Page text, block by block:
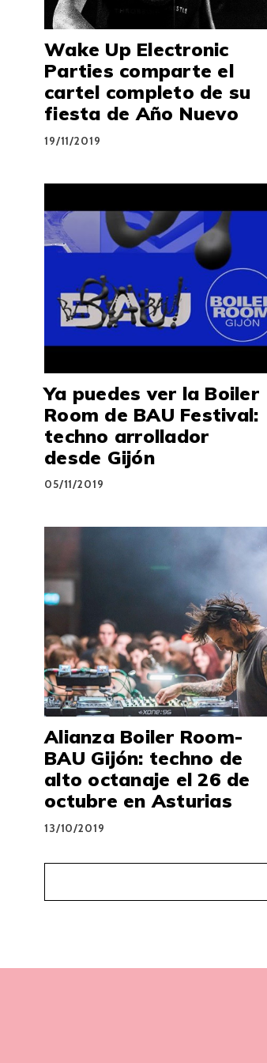
Wake Up Electronic
Parties comparte el
cartel completo de su
fiesta de Año Nuevo
19/11/2019
Ya puedes ver la Boiler
Room de BAU Festival:
techno arrollador
desde Gijón
05/11/2019
Alianza Boiler Room-
BAU Gijón: techno de
alto octanaje el 26 de
octubre en Asturias
13/10/2019